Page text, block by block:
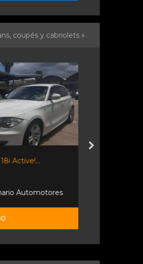
coupés y cabriolets »
Active!...
Automotores